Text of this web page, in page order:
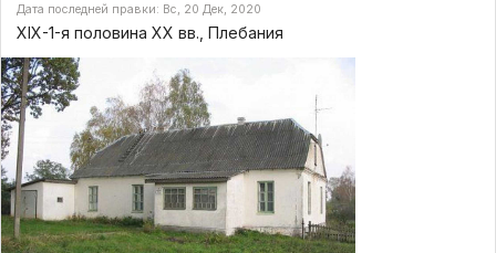
Дата последней правки: Вс, 20 Дек, 2020
XIX-1-я половина XX вв., Плебания